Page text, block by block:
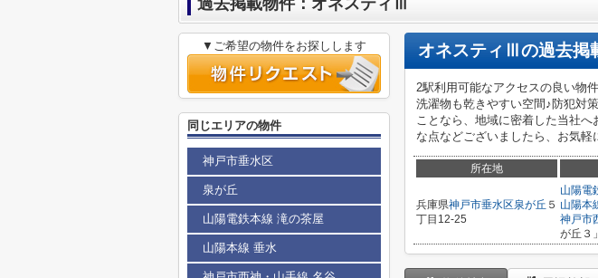
過去掲載物件：オネスティⅢ
オネスティⅢ の過去掲
2駅利用可能なアクセスの良い物
洗濯物も乾きやすい空間♪防犯対
ことなら、地域に密着した当社
な点などございましたら、お気軽
所在地
兵庫県神戸市垂水区泉が丘 ５
丁目12-25
山陽電
山陽本
神戸市
が丘３
▼ご希望の物件をお探しします
同じエリアの物件
神戸市垂水区
泉が丘
山陽電鉄本線 滝の茶屋
山陽本線 垂水